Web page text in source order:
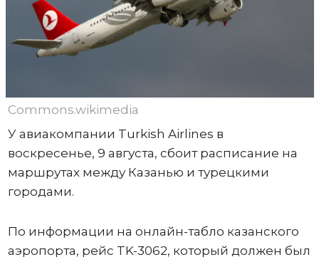
Commons.wikimedia
У авиакомпании Turkish Airlines в
воскресенье, 9 августа, сбоит расписание на
маршрутах между Казанью и турецкими
городами.
По информации на онлайн-табло казанского
аэропорта, рейс TK-3062, который должен был